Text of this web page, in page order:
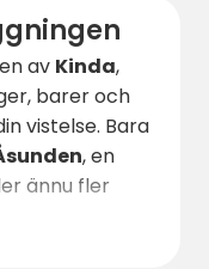
av Kinda,
barer och
vistelse. Bara
, en
ännu fler